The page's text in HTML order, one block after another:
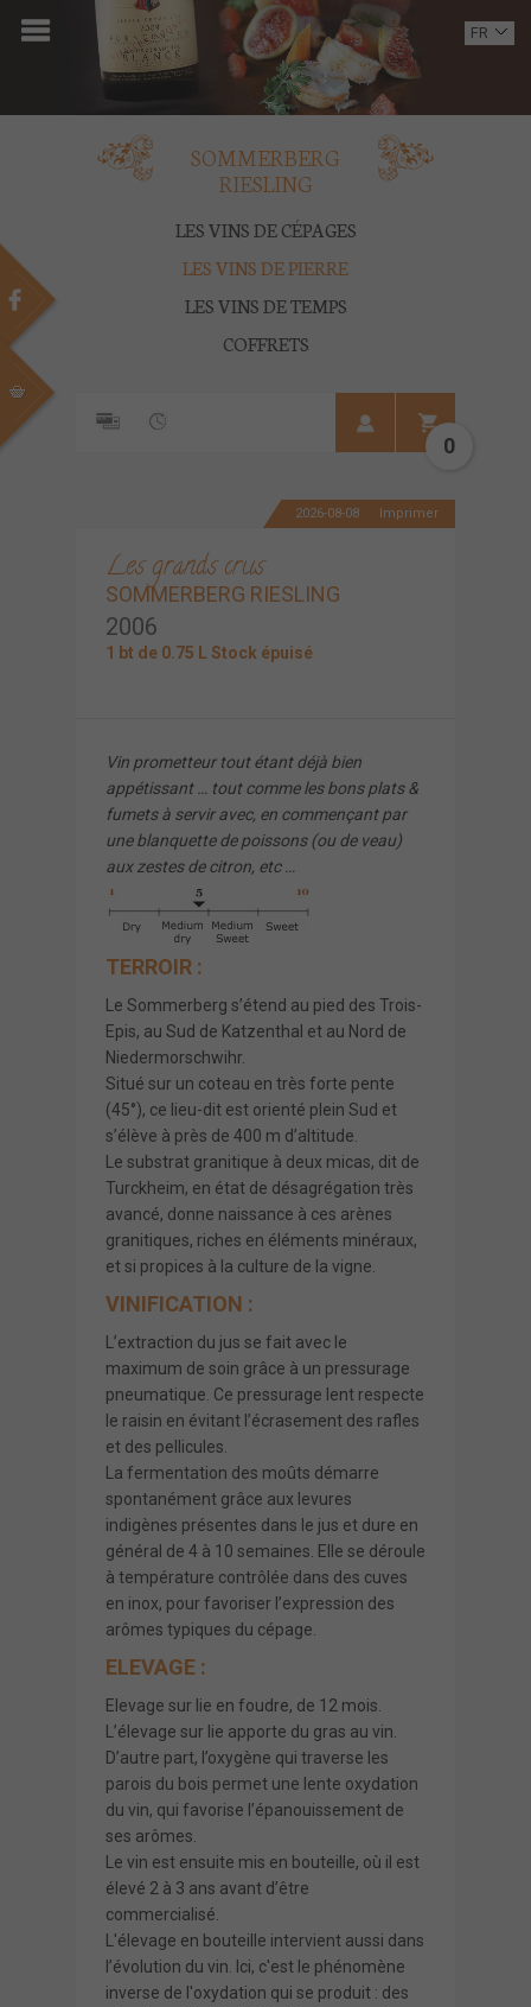
ACCUEIL
DOMAINE
VINS
MULTIMEDIA
CONTACT
FR
SOMMERBERG
RIESLING
LES VINS DE CÉPAGES
LES VINS DE PIERRE
LES VINS DE TEMPS
COFFRETS
0
2026-08-08 Imprimer
Les grands crus
SOMMERBERG RIESLING
2006
1 bt de 0.75 L Stock épuisé
Vin prometteur tout étant déjà bien
appétissant … tout comme les bons plats &
fumets à servir avec, en commençant par
une blanquette de poissons (ou de veau)
aux zestes de citron, etc …
TERROIR :
Le Sommerberg s’étend au pied des Trois-
Epis, au Sud de Katzenthal et au Nord de
Niedermorschwihr.
Situé sur un coteau en très forte pente
(45°), ce lieu-dit est orienté plein Sud et
s’élève à près de 400 m d’altitude.
Le substrat granitique à deux micas, dit de
Turckheim, en état de désagrégation très
avancé, donne naissance à ces arènes
granitiques, riches en éléments minéraux,
et si propices à la culture de la vigne.
VINIFICATION :
L’extraction du jus se fait avec le
maximum de soin grâce à un pressurage
pneumatique. Ce pressurage lent respecte
le raisin en évitant l’écrasement des rafles
et des pellicules.
La fermentation des moûts démarre
spontanément grâce aux levures
indigènes présentes dans le jus et dure en
général de 4 à 10 semaines. Elle se déroule
à température contrôlée dans des cuves
en inox, pour favoriser l’expression des
arômes typiques du cépage.
ELEVAGE :
Elevage sur lie en foudre, de 12 mois.
L’élevage sur lie apporte du gras au vin.
D’autre part, l’oxygène qui traverse les
parois du bois permet une lente oxydation
du vin, qui favorise l’épanouissement de
ses arômes.
Le vin est ensuite mis en bouteille, où il est
élevé 2 à 3 ans avant d’être
commercialisé.
L'élevage en bouteille intervient aussi dans
l’évolution du vin. Ici, c'est le phénomène
inverse de l'oxydation qui se produit : des